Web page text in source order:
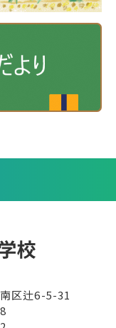
区辻6-5-31